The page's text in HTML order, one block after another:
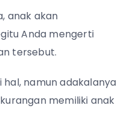
anak akan
Anda mengerti
tersebut.
namun adakalanya
memiliki anak